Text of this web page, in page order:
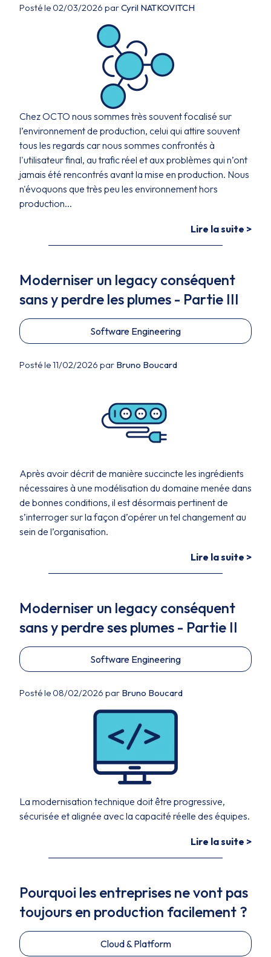
Posté le 02/03/2026 parCyril NATKOVITCH
Chez OCTO nous sommes très souvent focalisé sur
l’environnement de production, celui qui attire souvent
tous les regards car nous sommes confrontés à
l'utilisateur final, au trafic réel et aux problèmes qui n’ont
jamais été rencontrés avant la mise en production. Nous
n'évoquons que très peu les environnement hors
production...
Lire la suite >
Moderniser un legacy conséquent
sans y perdre les plumes - Partie III
Software Engineering
Posté le 11/02/2026 par Bruno Boucard
Après avoir décrit de manière succincte les ingrédients
nécessaires à une modélisation du domaine menée dans
de bonnes conditions, il est désormais pertinent de
s’interroger sur la façon d’opérer un tel changement au
sein de l’organisation.
Lire la suite >
Moderniser un legacy conséquent
sans y perdre ses plumes - Partie II
Software Engineering
Posté le 08/02/2026 par Bruno Boucard
La modernisation technique doit être progressive,
sécurisée et alignée avec la capacité réelle des équipes.
Lire la suite >
Pourquoi les entreprises ne vont pas
toujours en production facilement ?
Cloud & Platform